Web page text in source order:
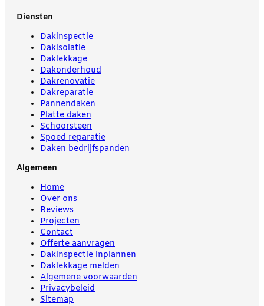
Diensten
Dakinspectie
Dakisolatie
Daklekkage
Dakonderhoud
Dakrenovatie
Dakreparatie
Pannendaken
Platte daken
Schoorsteen
Spoed reparatie
Daken bedrijfspanden
Algemeen
Home
Over ons
Reviews
Projecten
Contact
Offerte aanvragen
Dakinspectie inplannen
Daklekkage melden
Algemene voorwaarden
Privacybeleid
Sitemap